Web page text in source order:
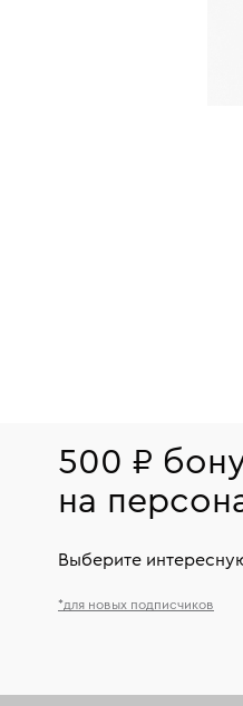
500 ₽
на
Выберите
*для новых подписчиков